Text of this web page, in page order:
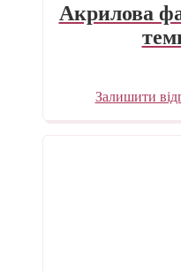
Акрилова
Залишити